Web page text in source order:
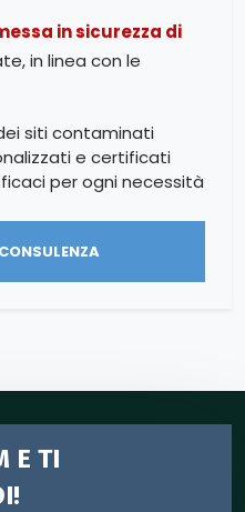
in sicurezza di
in linea con le
siti contaminati
e certificati
per ogni necessità
E TI